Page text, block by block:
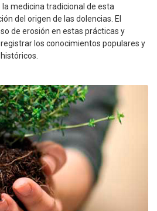
medicina tradicional de esta
del origen de las dolencias. El
de erosión en estas prácticas y
los conocimientos populares y